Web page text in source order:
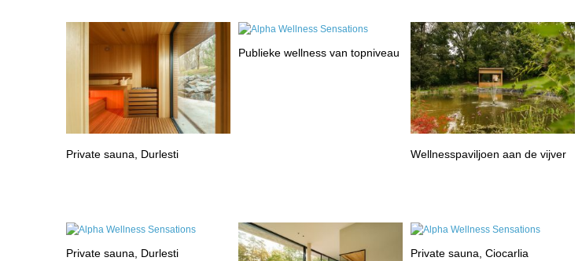
Private sauna, Durlesti
Publieke wellness van topniveau
Wellnesspaviljoen aan de vijver
Private sauna, Durlesti Private sauna, Ciocarlia